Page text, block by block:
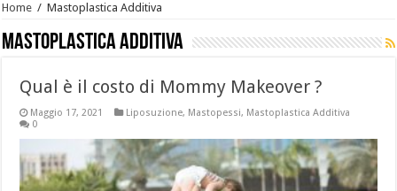
Home / Mastoplastica Additiva
Mastoplastica Additiva
Qual è il costo di Mommy Makeover ?
Maggio 17, 2021 Liposuzione, Mastopessi, Mastoplastica Additiva
0